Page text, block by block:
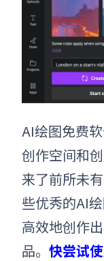
AI绘图免费
创作空间和
来了前所未
些优秀的AI
高效地创作
品。 快尝试